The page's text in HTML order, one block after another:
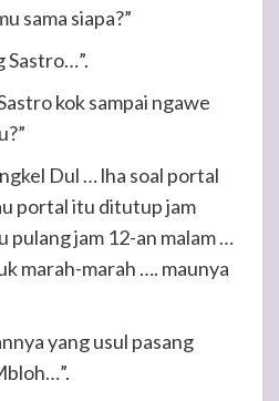
sama siapa?”
Sastro…”.
kok sampai ngawe
Dul … lha soal portal
portal itu ditutup jam
pulang jam 12-an malam …
marah-marah …. maunya
yang usul pasang